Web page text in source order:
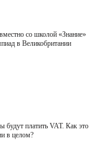
со школой «Знание»
в Великобритании
будут платить VAT. Как это
в целом?